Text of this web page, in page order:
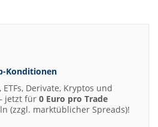
Konditionen
ETFs, Derivate, Kryptos und
jetzt für 0 Euro pro Trade
(zzgl. marktüblicher Spreads)!